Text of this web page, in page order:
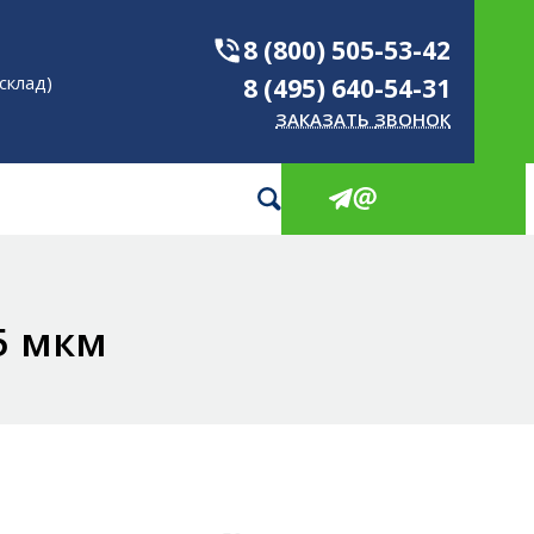
8 (800) 505-53-42
8 (495) 640-54-31
ЗАКАЗАТЬ ЗВОНОК
мкм